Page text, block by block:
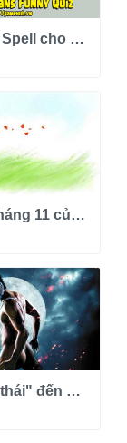
Cách chơi Spell cho bạn biết tính tình của bạn?
Vận may tháng 11 của 12 cung hoàng đạo ra sao?
Bạn "biến thái" đến mức nào?